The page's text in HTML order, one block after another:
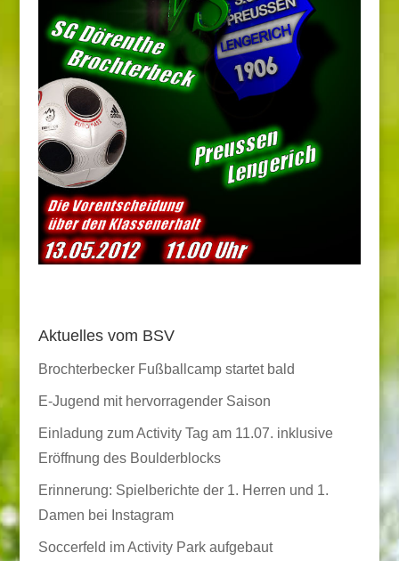
Aktuelles vom BSV
Brochterbecker Fußballcamp startet bald
E-Jugend mit hervorragender Saison
Einladung zum Activity Tag am 11.07. inklusive
Eröffnung des Boulderblocks
Erinnerung: Spielberichte der 1. Herren und 1.
Damen bei Instagram
Soccerfeld im Activity Park aufgebaut